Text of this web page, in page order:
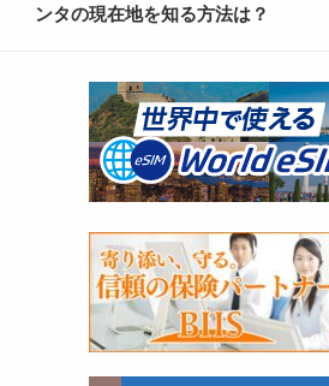
ンタの現在地を知る方法は？